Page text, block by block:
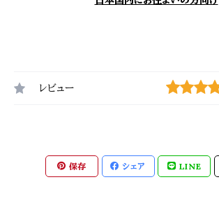
レビュー
保存 シェア LINE